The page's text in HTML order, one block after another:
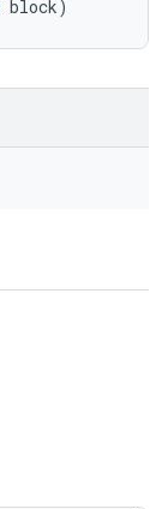
block)